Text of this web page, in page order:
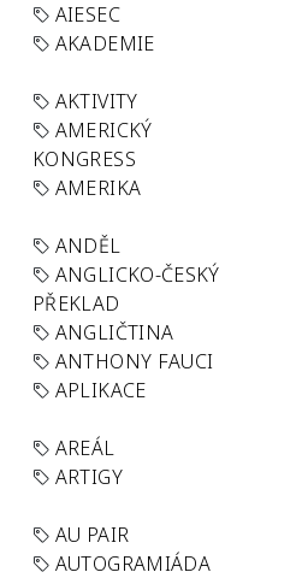
AIESEC
AKADEMIE
AKTIVITY
AMERICKÝ
KONGRESS
AMERIKA
ANDĚL
ANGLICKO-ČESKÝ
PŘEKLAD
ANGLIČTINA
ANTHONY FAUCI
APLIKACE
AREÁL
ARTIGY
AU PAIR
AUTOGRAMIÁDA